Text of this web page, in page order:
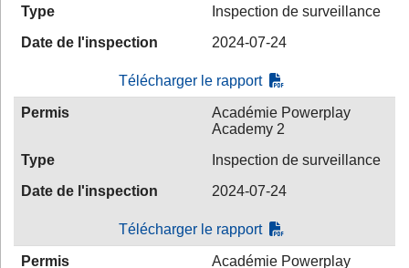
Type
Inspection de surveillance
Date de l'inspection
2024-07-24
Télécharger le rapport
Permis
Académie Powerplay
Academy 2
Type
Inspection de surveillance
Date de l'inspection
2024-07-24
Télécharger le rapport
Permis
Académie Powerplay